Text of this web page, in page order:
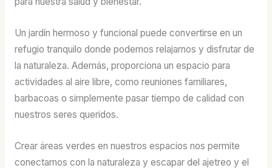
Un jardín hermoso y funcional puede convertirse en un
refugio tranquilo donde podemos relajarnos y disfrutar de
la naturaleza. Además, proporciona un espacio para
actividades al aire libre, como reuniones familiares,
barbacoas o simplemente pasar tiempo de calidad con
nuestros seres queridos.
Crear áreas verdes en nuestros espacios nos permite
conectarnos con la naturaleza y escapar del ajetreo y el